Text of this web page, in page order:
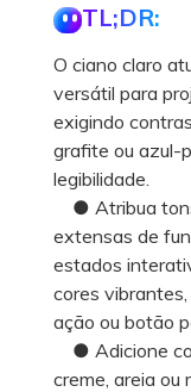
TL;DR:
O ciano claro
versátil para
exigindo
grafite ou azul-
legibilidade.
● Atribua
extensas de
estados
cores vibrantes,
ação ou botão
● Adicione
creme, areia ou